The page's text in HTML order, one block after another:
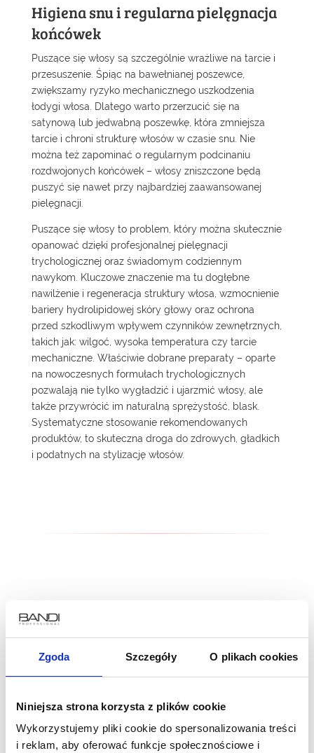
Zgoda Szczegóły O plikach cookies
Niniejsza strona korzysta z plików cookie
Wykorzystujemy pliki cookie do spersonalizowania treści
i reklam, aby oferować funkcje społecznościowe i
Higiena snu i regularna pielęgnacja
końcówek
Puszące się włosy są szczególnie wrażliwe na tarcie i
przesuszenie. Śpiąc na bawełnianej poszewce,
zwiększamy ryzyko mechanicznego uszkodzenia
łodygi włosa. Dlatego warto przerzucić się na
satynową lub jedwabną poszewkę, która zmniejsza
tarcie i chroni strukturę włosów w czasie snu. Nie
można też zapominać o regularnym podcinaniu
rozdwojonych końcówek – włosy zniszczone będą
puszyć się nawet przy najbardziej zaawansowanej
pielęgnacji.
Puszące się włosy to problem, który można skutecznie
opanować dzięki profesjonalnej pielęgnacji
trychologicznej oraz świadomym codziennym
nawykom. Kluczowe znaczenie ma tu dogłębne
nawilżenie i regeneracja struktury włosa, wzmocnienie
bariery hydrolipidowej skóry głowy oraz ochrona
przed szkodliwym wpływem czynników zewnętrznych,
takich jak: wilgoć, wysoka temperatura czy tarcie
mechaniczne. Właściwie dobrane preparaty – oparte
na nowoczesnych formułach trychologicznych
pozwalają nie tylko wygładzić i ujarzmić włosy, ale
także przywrócić im naturalną sprężystość, blask.
Systematyczne stosowanie rekomendowanych
produktów, to skuteczna droga do zdrowych, gładkich
i podatnych na stylizację włosów.
TRICHO
ESTHETIC